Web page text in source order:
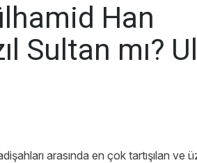
Han
Sultan mı?
arasında en çok tartışılan ve